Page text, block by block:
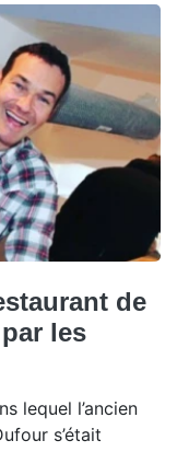
de
les
lequel l’ancien
s’était